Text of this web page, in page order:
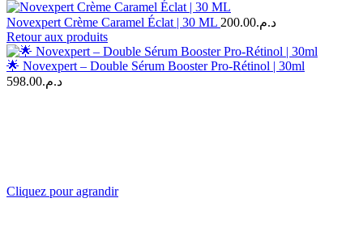
Novexpert Crème Caramel Éclat | 30 ML د.م.200.00
Retour aux produits
🌟 Novexpert – Double Sérum Booster Pro-Rétinol | 30ml
د.م.598.00
Cliquez pour agrandir